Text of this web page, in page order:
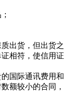
出货，但出货之
相符，使信用证
国际通讯费用和
额较小的合同，